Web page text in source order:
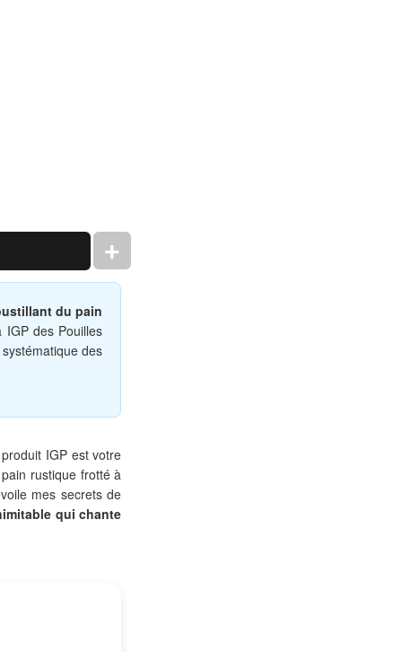
du pain
IGP des Pouilles
des
IGP est votre
rustique frotté à
mes secrets de
qui chante